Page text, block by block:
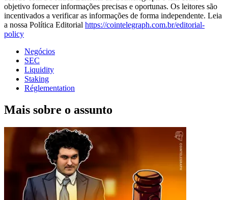
objetivo fornecer informações precisas e oportunas. Os leitores são
incentivados a verificar as informações de forma independente. Leia
a nossa Política Editorial https://cointelegraph.com.br/editorial-
policy
Negócios
SEC
Liquidity
Staking
Réglementation
Mais sobre o assunto